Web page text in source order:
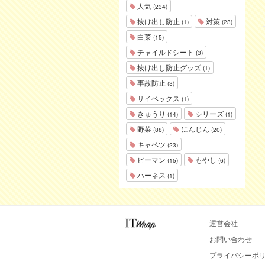
人気 (234)
抜け出し防止 (1) 対策 (23)
白菜 (15)
チャイルドシート (3)
抜け出し防止グッズ (1)
事故防止 (3)
サイベックス (1)
きゅうり (14) シリーズ (1)
野菜 (88) にんじん (20)
キャベツ (23)
ピーマン (15) もやし (6)
ハーネス (1)
運営会社
お問い合わせ
プライバシーポ